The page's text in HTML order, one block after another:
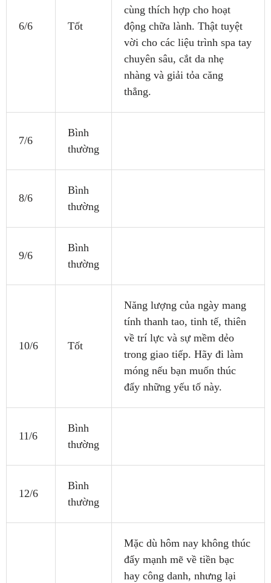
6/6 Tốt
cùng thích hợp cho hoạt
động chữa lành. Thật tuyệt
vời cho các liệu trình spa tay
chuyên sâu, cắt da nhẹ
nhàng và giải tỏa căng
thẳng.
7/6
Bình
thường
8/6
Bình
thường
9/6
Bình
thường
10/6 Tốt
Năng lượng của ngày mang
tính thanh tao, tinh tế, thiên
về trí lực và sự mềm dẻo
trong giao tiếp. Hãy đi làm
móng nếu bạn muốn thúc
đẩy những yếu tố này.
11/6
Bình
thường
12/6
Bình
thường
Mặc dù hôm nay không thúc
đẩy mạnh mẽ về tiền bạc
hay công danh, nhưng lại